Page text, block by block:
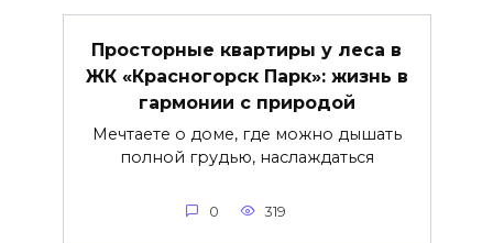
Просторные квартиры у леса в
ЖК «Красногорск Парк»: жизнь в
гармонии с природой
Мечтаете о доме, где можно дышать
полной грудью, наслаждаться
0 319